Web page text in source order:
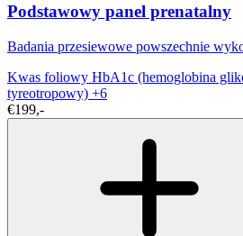
Podstawowy panel prenatalny
Badania przesiewowe powszechnie
Kwas foliowy HbA1c (hemoglobina
tyreotropowy) +6
€199,-